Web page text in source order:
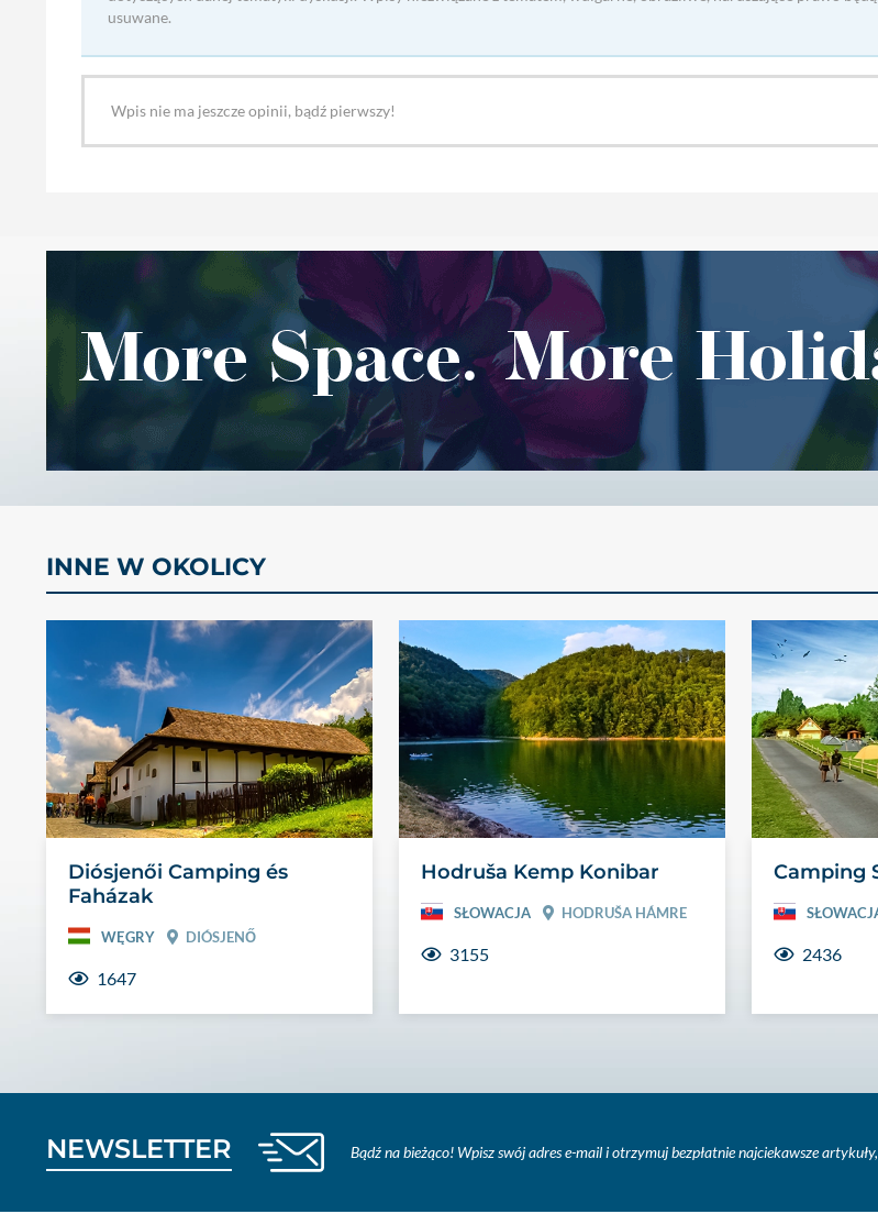
usuwane.
Wpis nie ma jeszcze opinii, bądź pierwszy!
INNE W OKOLICY
Diósjenői Camping és
Faházak
WĘGRY DIÓSJENŐ
1647
Hodruša Kemp Konibar
SŁOWACJA HODRUŠA HÁMRE
3155
Camping
2436
NEWSLETTER Bądź na bieżąco! Wpisz swój adres e-mail i otrzymuj bezpłatnie najciekawsze